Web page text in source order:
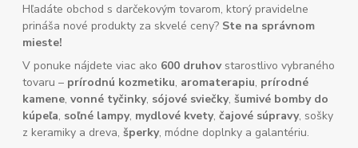
Hľadáte obchod s darčekovým tovarom, ktorý pravidelne
prináša nové produkty za skvelé ceny? Ste na správnom
mieste!
V ponuke nájdete viac ako 600 druhovstarostlivo vybraného
tovaru – prírodnú kozmetiku, aromaterapiu, prírodné
kamene,vonné tyčinky, sójové sviečky,šumivé bomby do
kúpeľa, soľné lampy, mydlové kvety,čajové súpravy, sošky
z keramiky a dreva,šperky, módne doplnky a galantériu.